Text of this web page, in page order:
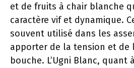
et de fruits à chair blanche
caractère vif et dynamique.
souvent utilisé dans les
apporter de la tension et de
bouche. L’Ugni Blanc, quant